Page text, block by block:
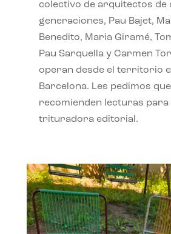
colectivo de arquitectos de
generaciones, Pau Bajet,
Benedito, Maria Giramé,
Pau Sarquella y Carmen
operan desde el territorio
Barcelona. Les pedimos
recomienden lecturas para
trituradora editorial.